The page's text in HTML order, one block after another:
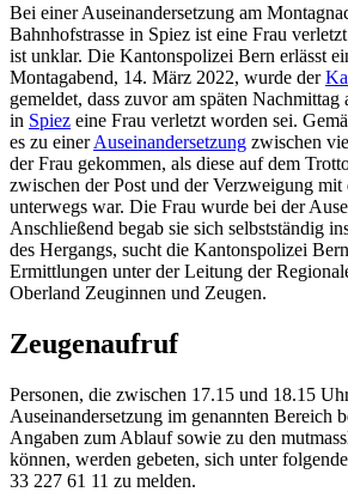
Bei einer Auseinandersetzung am
Bahnhofstrasse in Spiez ist eine Frau
ist unklar. Die Kantonspolizei Bern erlässt
Montagabend, 14. März 2022, wurde der
gemeldet, dass zuvor am späten Nachmittag
in Spiez eine Frau verletzt worden sei.
es zu einerAuseinandersetzung zwischen
der Frau gekommen, als diese auf dem
zwischen der Post und der Verzweigung mit
unterwegs war. Die Frau wurde bei der
Anschließend begab sie sich selbstständig
des Hergangs, sucht die Kantonspolizei
Ermittlungen unter der Leitung der
Oberland Zeuginnen und Zeugen.
Zeugenaufruf
Personen, die zwischen 17.15 und 18.15
Auseinandersetzung im genannten Bereich
Angaben zum Ablauf sowie zu den
können, werden gebeten, sich unter
33 227 61 11 zu melden.